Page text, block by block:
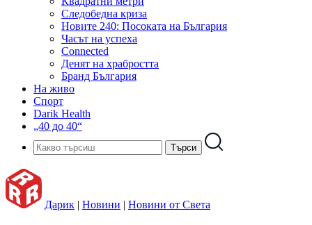
Следобедна криза
Новите 240: Посоката на България
Часът на успеха
Connected
Денят на храбростта
Бранд България
На живо
Спорт
Darik Health
„40 до 40“
Дарик | Новини | Новини от Света